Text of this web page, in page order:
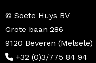
© Soete Huys BV
Grote baan 286
9120 Beveren (Melsele)
+32 (0)3/775 84 94